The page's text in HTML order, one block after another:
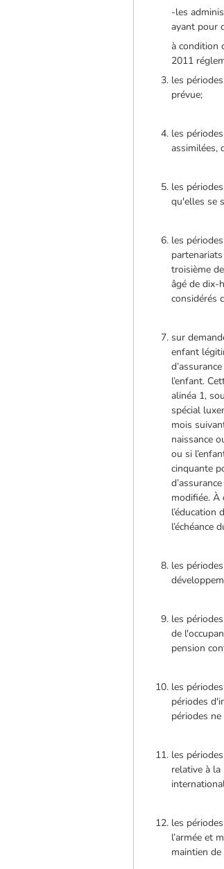
-les
ayant pour
à condition
2011
les
prévue;
les
assimilées,
les
qu'elles se
les
troisième
âgé de dix-
considérés
sur
enfant
l’enfant.
alinéa 1,
spécial
mois
naissance
ou si
cinquante
modifiée. À
l’échéance
les
les
de
pension
les
périodes
périodes
les
relative à
les
l’armée et
maintien